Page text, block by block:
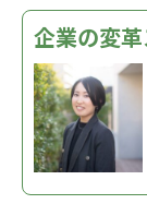
企業の変